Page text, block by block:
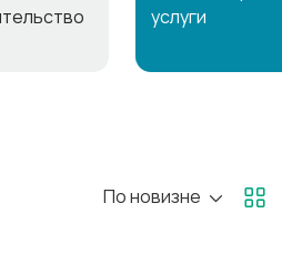
услуги
По новизне